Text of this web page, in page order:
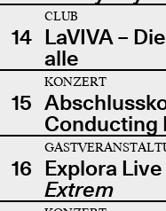
14
CLUB
LaVIVA –
alle
15
KONZERT
Conducting
16 Explora
Extrem